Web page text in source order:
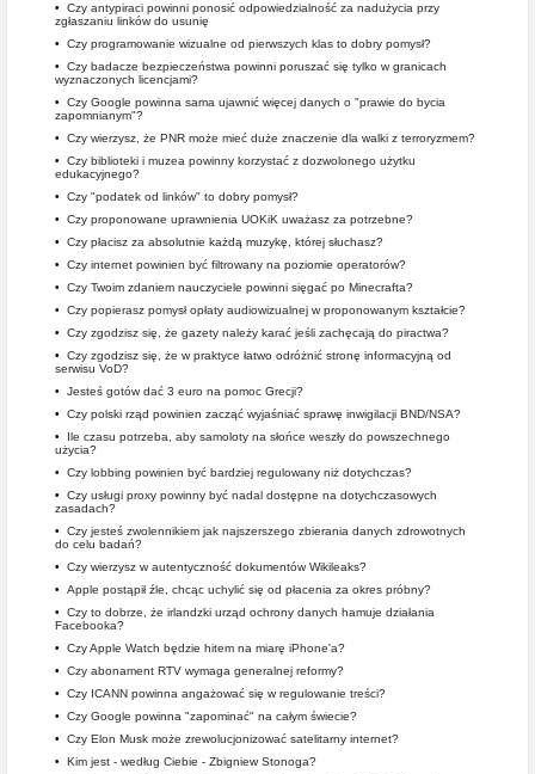
• Czy antypiraci powinni ponosić odpowiedzialność za nadużycia przy
zgłaszaniu linków do usunię
• Czy programowanie wizualne od pierwszych klas to dobry pomysł?
• Czy badacze bezpieczeństwa powinni poruszać się tylko w granicach
wyznaczonych licencjami?
• Czy Google powinna sama ujawnić więcej danych o "prawie do bycia
zapomnianym"?
• Czy wierzysz, że PNR może mieć duże znaczenie dla walki z terroryzmem?
• Czy biblioteki i muzea powinny korzystać z dozwolonego użytku
edukacyjnego?
• Czy "podatek od linków" to dobry pomysł?
• Czy proponowane uprawnienia UOKiK uważasz za potrzebne?
• Czy płacisz za absolutnie każdą muzykę, której słuchasz?
• Czy internet powinien być filtrowany na poziomie operatorów?
• Czy Twoim zdaniem nauczyciele powinni sięgać po Minecrafta?
• Czy popierasz pomysł opłaty audiowizualnej w proponowanym kształcie?
• Czy zgodzisz się, że gazety należy karać jeśli zachęcają do piractwa?
• Czy zgodzisz się, że w praktyce łatwo odróżnić stronę informacyjną od
serwisu VoD?
• Jesteś gotów dać 3 euro na pomoc Grecji?
• Czy polski rząd powinien zacząć wyjaśniać sprawę inwigilacji BND/NSA?
• Ile czasu potrzeba, aby samoloty na słońce weszły do powszechnego
użycia?
• Czy lobbing powinien być bardziej regulowany niż dotychczas?
• Czy usługi proxy powinny być nadal dostępne na dotychczasowych
zasadach?
• Czy jesteś zwolennikiem jak najszerszego zbierania danych zdrowotnych
do celu badań?
• Czy wierzysz w autentyczność dokumentów Wikileaks?
• Apple postąpił źle, chcąc uchylić się od płacenia za okres próbny?
• Czy to dobrze, że irlandzki urząd ochrony danych hamuje działania
Facebooka?
• Czy Apple Watch będzie hitem na miarę iPhone'a?
• Czy abonament RTV wymaga generalnej reformy?
• Czy ICANN powinna angażować się w regulowanie treści?
• Czy Google powinna "zapominać" na całym świecie?
• Czy Elon Musk może zrewolucjonizować satelitarny internet?
• Kim jest - według Ciebie - Zbigniew Stonoga?